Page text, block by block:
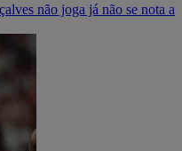
não joga já não se nota a